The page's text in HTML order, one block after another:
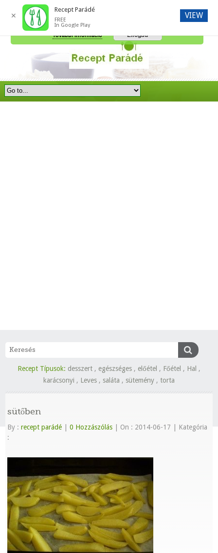
Recept Típusok: desszert , egészséges , előétel , Főétel , Hal ,
karácsonyi , Leves , saláta , sütemény , torta
sütőben
By :recept parádé 0 Hozzászólás On : 2014-06-17
Kategória
:
A honlap további használatához a sütik használatát el kell fogadni.
További információ
Elfogad
✕
Recept Parádé
FREE
In Google Play
VIEW